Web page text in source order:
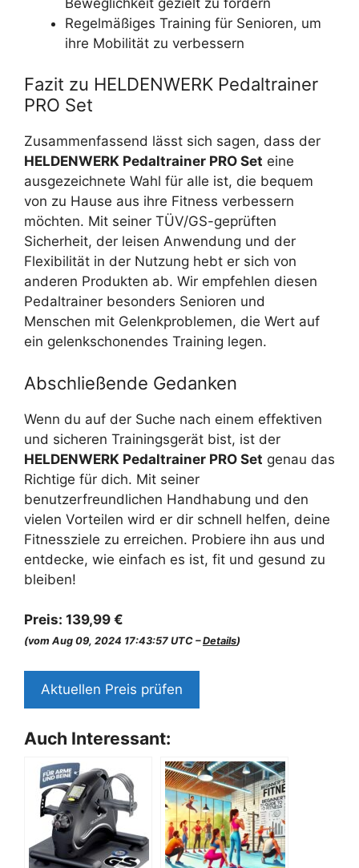
Regelmäßiges Training für Senioren, um
ihre Mobilität zu verbessern
Fazit zu HELDENWERK Pedaltrainer
PRO Set
Zusammenfassend lässt sich sagen, dass der
HELDENWERK Pedaltrainer PRO Set eine
ausgezeichnete Wahl für alle ist, die bequem
von zu Hause aus ihre Fitness verbessern
möchten. Mit seiner TÜV/GS-geprüften
Sicherheit, der leisen Anwendung und der
Flexibilität in der Nutzung hebt er sich von
anderen Produkten ab. Wir empfehlen diesen
Pedaltrainer besonders Senioren und
Menschen mit Gelenkproblemen, die Wert auf
ein gelenkschonendes Training legen.
Abschließende Gedanken
Wenn du auf der Suche nach einem effektiven
und sicheren Trainingsgerät bist, ist der
HELDENWERK Pedaltrainer PRO Set genau das
Richtige für dich. Mit seiner
benutzerfreundlichen Handhabung und den
vielen Vorteilen wird er dir schnell helfen, deine
Fitnessziele zu erreichen. Probiere ihn aus und
entdecke, wie einfach es ist, fit und gesund zu
bleiben!
Preis: 139,99 €
(vom Aug 09, 2024 17:43:57 UTC –Details)
Aktuellen Preis prüfen
Auch Interessant: